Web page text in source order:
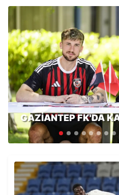
GAZİANTEP FK'DA